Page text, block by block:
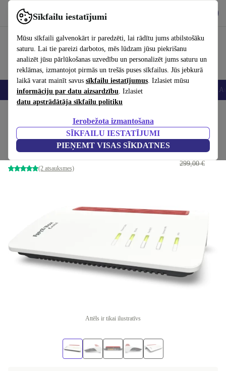
Sīkfailu iestatījumi
Mūsu sīkfaili galvenokārt ir paredzēti, lai rādītu jums atbilstošāku
saturu. Lai tie pareizi darbotos, mēs lūdzam jūsu piekrišanu
analizēt jūsu pārlūkošanas uzvedību un personalizēt jums saturu un
reklāmas, izmantojot pirmās un trešās puses sīkfailus. Jūs jebkurā
laikā varat mainīt savus sīkfailu iestatījumus. Izlasiet mūsu
informāciju par datu aizsardzību. Izlasiet
datu apstrādātāja sīkfailu politiku
Ierobežota izmantošana
SĪKFAILU IESTATĪJUMI
PIEŅEMT VISAS SĪKDATNES
Izmantojiet refurbed ātri un viegli
Viedtālruņi Portatīvie datori Planšetes Viedpulksteņi
AVM FRITZ!Box 6660 Cable
Sarkana/Sudraba
(2 atsauksmes)
128,99 €
299,00 €
Attēls ir tikai ilustratīvs